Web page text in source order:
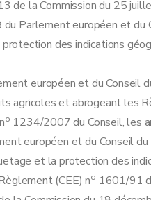
et registres
de la Commission du 25
Parlement européen et du
des indications
européen et du Conseil
agricoles et abrogeant les
o 1234/2007 du Conseil, les
européen et du Conseil
et la protection des
(CEE) no 1601/91